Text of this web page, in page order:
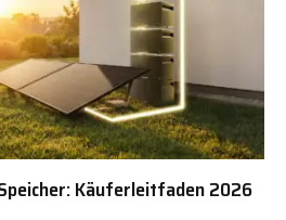
Käuferleitfaden 2026